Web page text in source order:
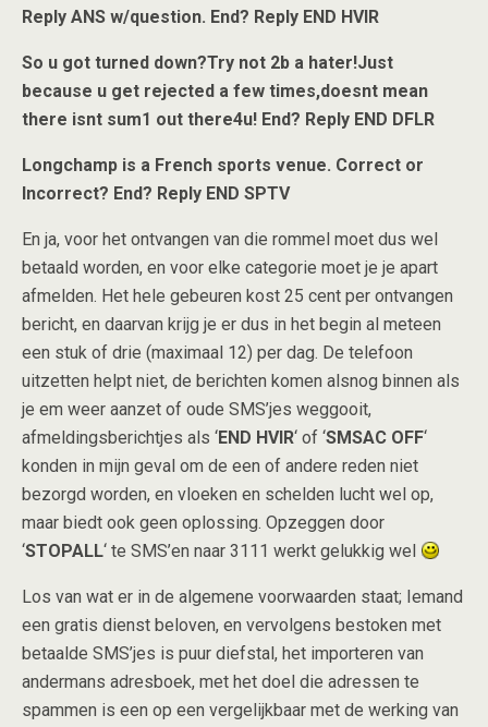
Reply ANS w/question. End? Reply END HVIR
So u got turned down?Try not 2b a hater!Just
because u get rejected a few times,doesnt mean
there isnt sum1 out there4u! End? Reply END DFLR
Longchamp is a French sports venue. Correct or
Incorrect? End? Reply END SPTV
En ja, voor het ontvangen van die rommel moet dus wel
betaald worden, en voor elke categorie moet je je apart
afmelden. Het hele gebeuren kost 25 cent per ontvangen
bericht, en daarvan krijg je er dus in het begin al meteen
een stuk of drie (maximaal 12) per dag. De telefoon
uitzetten helpt niet, de berichten komen alsnog binnen als
je em weer aanzet of oude SMS’jes weggooit,
afmeldingsberichtjes als ‘END HVIR‘ of ‘SMSAC OFF‘
konden in mijn geval om de een of andere reden niet
bezorgd worden, en vloeken en schelden lucht wel op,
maar biedt ook geen oplossing. Opzeggen door
‘STOPALL‘ te SMS’en naar 3111 werkt gelukkig wel
Los van wat er in de algemene voorwaarden staat; Iemand
een gratis dienst beloven, en vervolgens bestoken met
betaalde SMS’jes is puur diefstal, het importeren van
andermans adresboek, met het doel die adressen te
spammen is een op een vergelijkbaar met de werking van